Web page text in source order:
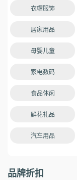
衣帽服饰
居家用品
母婴儿童
家电数码
食品休闲
鲜花礼品
汽车用品
品牌折扣